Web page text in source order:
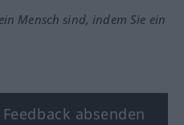
Mensch sind, indem Sie ein
Feedback absenden